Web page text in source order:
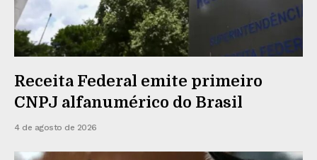
Receita Federal emite primeiro
CNPJ alfanumérico do Brasil
4 de agosto de 2026